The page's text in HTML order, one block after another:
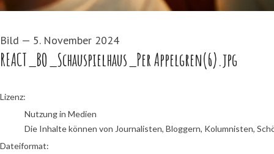
Bild — 5. November 2024
REACT_BO_Schauspielhaus_Per Appelgren(6).jpg
go to media item
Lizenz:
Nutzung in Medien
Die Inhalte können von Journalisten, Bloggern, Kolumnisten,
Dateiformat: